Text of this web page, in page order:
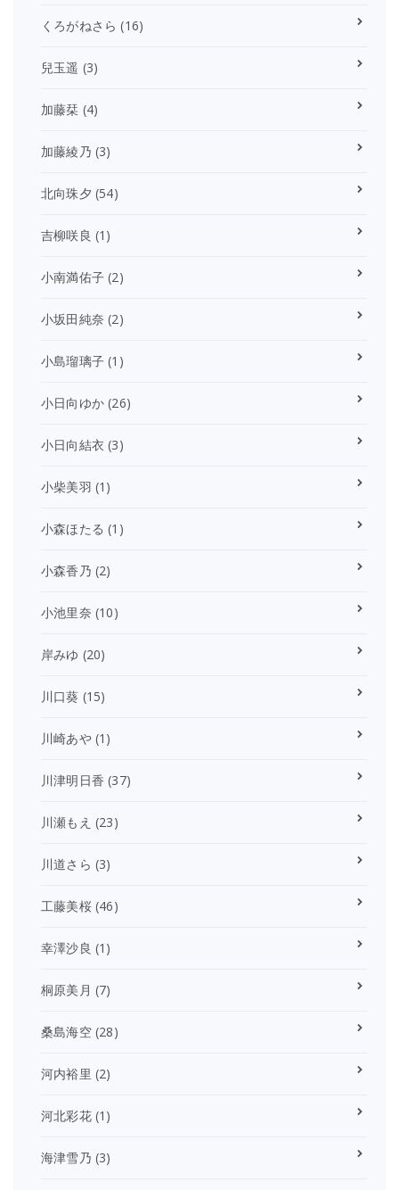
くろがねさら (16)
兒玉遥 (3)
加藤栞 (4)
加藤綾乃 (3)
北向珠夕 (54)
吉柳咲良 (1)
小南満佑子 (2)
小坂田純奈 (2)
小島瑠璃子 (1)
小日向ゆか (26)
小日向結衣 (3)
小柴美羽 (1)
小森ほたる (1)
小森香乃 (2)
小池里奈 (10)
岸みゆ (20)
川口葵 (15)
川崎あや(1)
川津明日香 (37)
川瀬もえ (23)
川道さら (3)
工藤美桜(46)
幸澤沙良 (1)
桐原美月 (7)
桑島海空(28)
河内裕里 (2)
河北彩花(1)
海津雪乃 (3)